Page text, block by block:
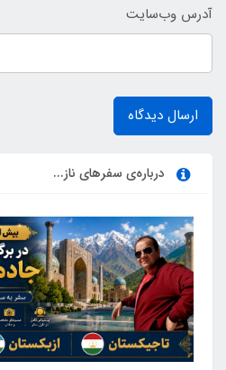
آدرس وب‌سایت
ارسال دیدگاه
درباره‌ی سفرهای ناز...